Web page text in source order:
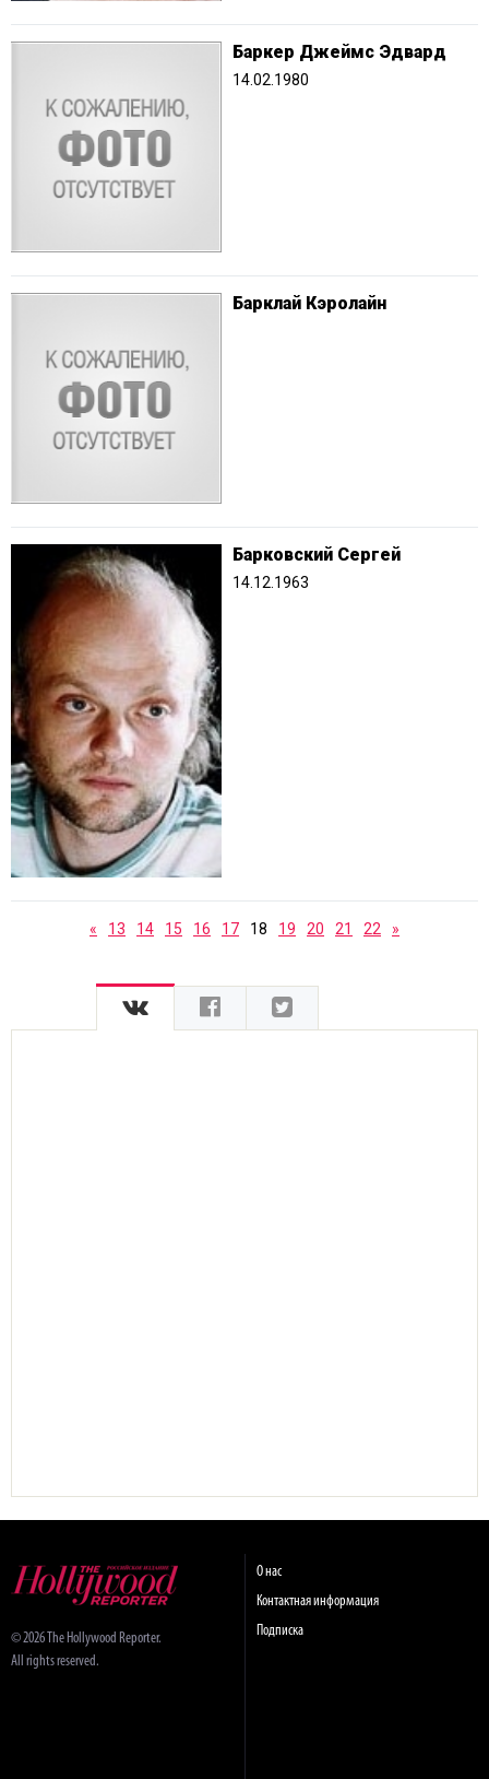
Баркер Джеймс Эдвард
14.02.1980
Барклай Кэролайн
Барковский Сергей
14.12.1963
« 13 14 15 16 17 18 19 20 21 22 »
© 2026 The Hollywood Reporter.
All rights reserved.
О нас
Контактная информация
Подписка